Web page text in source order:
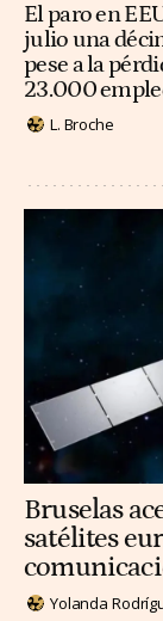
El paro en
julio una
pese a la
23.000
L. Broche
Bruselas
satélites
Yolanda